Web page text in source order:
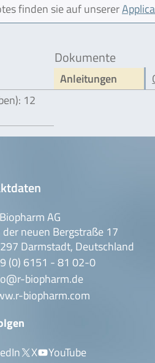
finden sie auf unserer
12
Dokumente
Anleitungen
AG
der neuen Bergstraße 17
Darmstadt, Deutschland
(0) 6151 - 81 02-0
biopharm.de
biopharm.com
X YouTube